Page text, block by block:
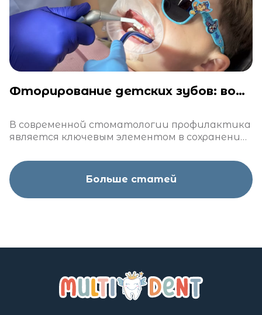
Фторирование детских зубов: вопросы и ответы
В современной стоматологии профилактика
является ключевым элементом в сохранении
эффективных методов профилактики
кариеса является фторирование
Больше статей